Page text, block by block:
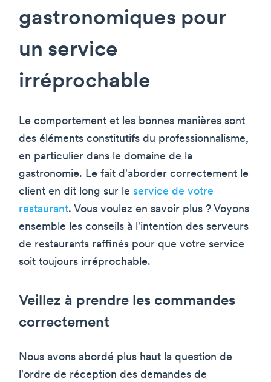
gastronomiques pour
un service
irréprochable
Le comportement et les bonnes manières sont
des éléments constitutifs du professionnalisme,
en particulier dans le domaine de la
gastronomie. Le fait d'aborder correctement le
client en dit long sur le service de votre
restaurant. Vous voulez en savoir plus ? Voyons
ensemble les conseils à l'intention des serveurs
de restaurants raffinés pour que votre service
soit toujours irréprochable.
Veillez à prendre les commandes
correctement
Nous avons abordé plus haut la question de
l'ordre de réception des demandes de